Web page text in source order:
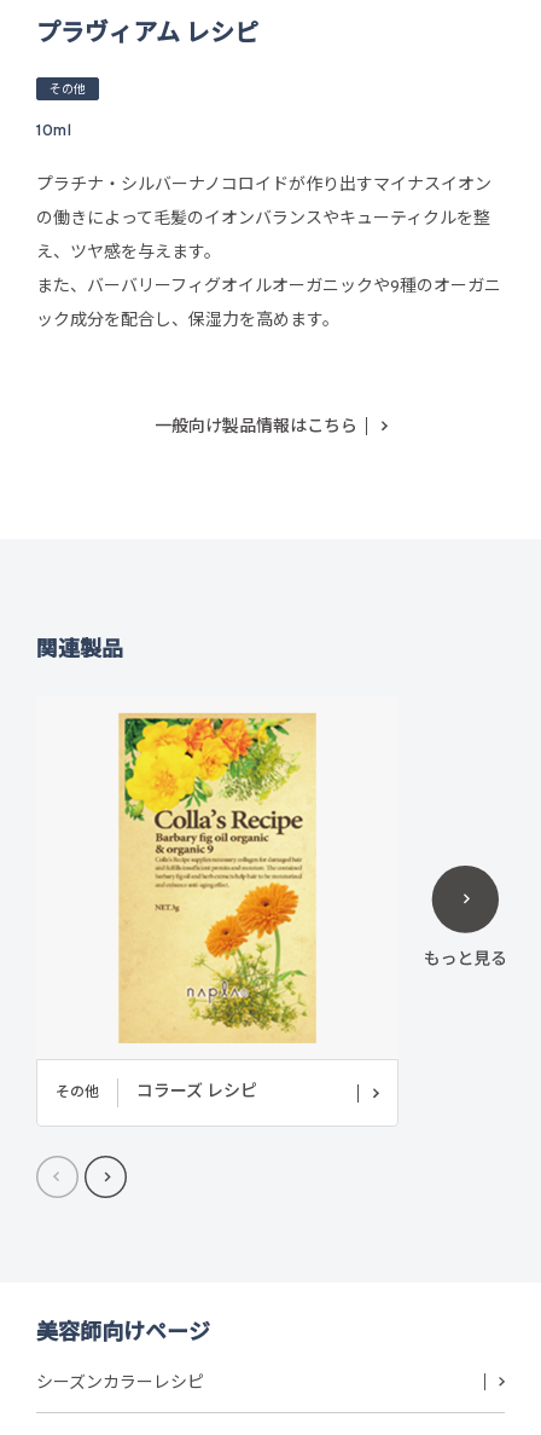
プラヴィアム レシピ
その他
10ml
プラチナ・シルバーナノコロイドが作り出すマイナスイオン
の働きによって毛髪のイオンバランスやキューティクルを整
え、ツヤ感を与えます。
また、バーバリーフィグオイルオーガニックや9種のオーガニ
ック成分を配合し、保湿力を高めます。
一般向け製品情報はこちら
関連製品
その他 コラーズ レシピ
美容師向けページ
シーズンカラーレシピ